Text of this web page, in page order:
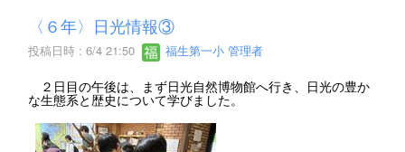
〈６年〉日光情報③
投稿日時 : 6/4 21:50 福生第一小 管理者
２日目の午後は、まず日光自然博物館へ行き、日光の豊か
な生態系と歴史について学びました。